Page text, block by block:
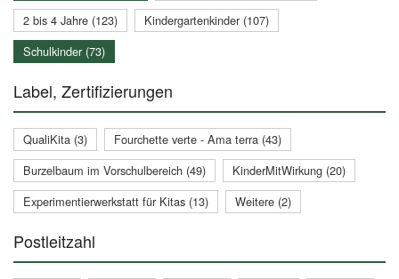
2 bis 4 Jahre (123)
Kindergartenkinder (107)
Schulkinder (73)
Label, Zertifizierungen
QualiKita (3)
Fourchette verte - Ama terra (43)
Burzelbaum im Vorschulbereich (49)
KinderMitWirkung (20)
Experimentierwerkstatt für Kitas (13)
Weitere (2)
Postleitzahl